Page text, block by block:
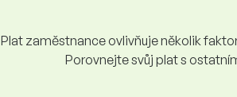
Plat zaměstnance ovlivňuje několik
Porovnejte svůj plat s